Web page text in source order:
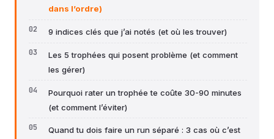
dans l’ordre)
9 indices clés que j’ai notés (et où les trouver)
Les 5 trophées qui posent problème (et comment
les gérer)
Pourquoi rater un trophée te coûte 30-90 minutes
(et comment l’éviter)
Quand tu dois faire un run séparé : 3 cas où c’est